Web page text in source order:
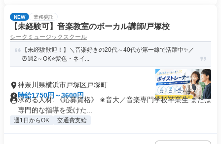
NEW 業務委託
【未経験可】音楽教室のボーカル講師/戸塚校
シークミュージックスクール
【未経験歓迎！】＼音楽好きの20代～40代が第一線で活躍中✨️／
⏰週2～OK⭐️髪色・ネイ...
神奈川県横浜市戸塚区戸塚町
時給1750円～3600円
求める人材: 《応募資格》 ✬音大／音楽専門学校卒業生 または
専門的な指導を受けた...
週1日からOK 交通費支給